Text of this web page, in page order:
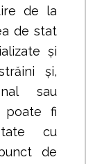
de la
de stat
și
și,
sau
poate fi
cu
de